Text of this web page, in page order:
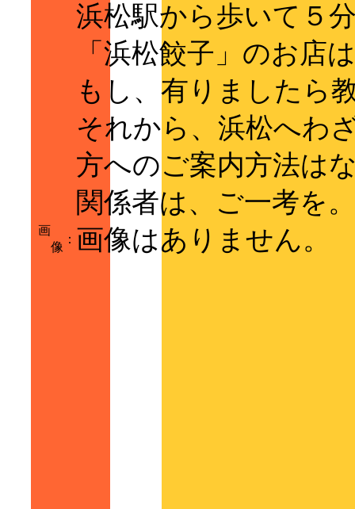
浜松駅から歩いて５
「浜松餃子」のお店
もし、有りましたら
それから、浜松へわ
方へのご案内方法は
関係者は、ご一考を。
画
像
： 画像はありません。